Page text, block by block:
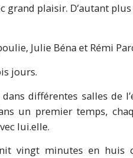
grand plaisir. D’autant
Julie Béna et Rémi
jours.
différentes salles de
un premier temps,
lui.elle.
vingt minutes en